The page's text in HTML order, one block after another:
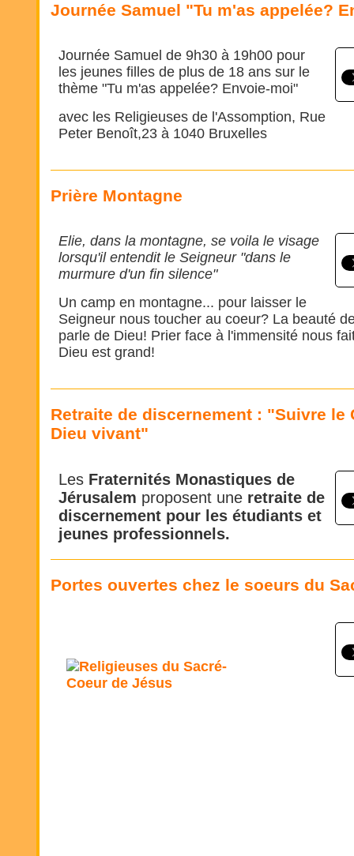
Journée Samuel "Tu m'as appelée?
Journée Samuel de 9h30 à 19h00 pour
les jeunes filles de plus de 18 ans sur le
thème "Tu m'as appelée? Envoie-moi"
avec les Religieuses de l'Assomption, Rue
Peter Benoît,23 à 1040 Bruxelles
Prière Montagne
Elie, dans la montagne, se voila le visage
lorsqu'il entendit le Seigneur "dans le
murmure d'un fin silence"
Un camp en montagne... pour laisser le
Seigneur nous toucher au coeur? La beauté
parle de Dieu! Prier face à l'immensité nous
Dieu est grand!
Retraite de discernement : "Suivre le
Dieu vivant"
Les Fraternités Monastiques de
Jérusalem proposent une retraite de
discernement pour les étudiants et
jeunes professionnels.
Portes ouvertes chez le soeurs du